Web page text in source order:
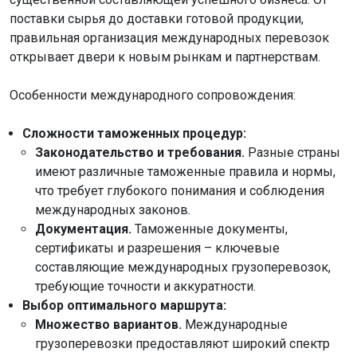
поставки сырья до доставки готовой продукции,
правильная организация международных перевозок
открывает двери к новым рынкам и партнерствам.
Особенности международного сопровождения:
Сложности таможенных процедур:
Законодательство и требования. Разные страны
имеют различные таможенные правила и нормы,
что требует глубокого понимания и соблюдения
международных законов.
Документация. Таможенные документы,
сертификаты и разрешения – ключевые
составляющие международных грузоперевозок,
требующие точности и аккуратности.
Выбор оптимального маршрута:
Множество вариантов. Международные
грузоперевозки предоставляют широкий спектр